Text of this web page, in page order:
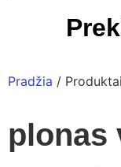
Pradžia /
plonas